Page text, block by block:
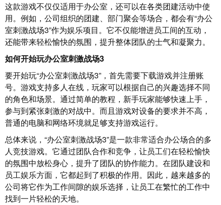
这款游戏不仅仅适用于办公室，还可以在各类团建活动中使
用。例如，公司组织的团建、部门聚会等场合，都会有“办公
室刺激战场3”作为娱乐项目。它不仅能增进员工间的互动，
还能带来轻松愉快的氛围，提升整体团队的士气和凝聚力。
如何开始玩办公室刺激战场3
要开始玩“办公室刺激战场3”，首先需要下载游戏并注册账
号。游戏支持多人在线，玩家可以根据自己的兴趣选择不同
的角色和场景。通过简单的教程，新手玩家能够快速上手，
参与到紧张刺激的对战中。而且游戏对设备的要求并不高，
普通的电脑和网络环境就足够支持游戏运行。
总体来说，“办公室刺激战场3”是一款非常适合办公场合的多
人竞技游戏。它通过团队合作和竞争，让员工们在轻松愉快
的氛围中放松身心，提升了团队的协作能力。在团队建设和
员工娱乐方面，它都起到了积极的作用。因此，越来越多的
公司将它作为工作间隙的娱乐选择，让员工在繁忙的工作中
找到一片轻松的天地。